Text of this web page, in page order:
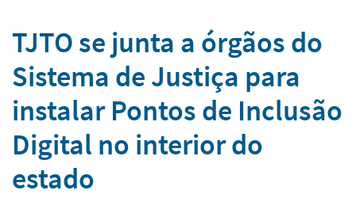
Notícias
TJTO se junta a órgãos do
Sistema de Justiça para
instalar Pontos de Inclusão
Digital no interior do
estado